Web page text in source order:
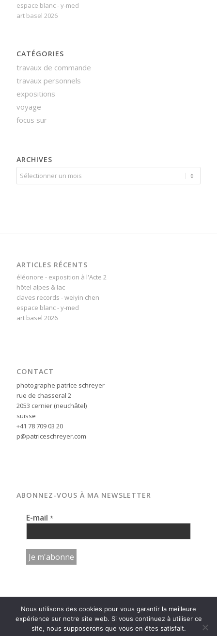
espace blanc - y-med
art basel 2026
CATÉGORIES
travaux de commande
travaux personnels
expositions
voyage
focus sur
ARCHIVES
ARTICLES RÉCENTS
éléonore - exposition à l'Acte 2
hôtel alpes & lac
claves records - weiyin chen
espace blanc - y-med
art basel 2026
CONTACT
photographe patrice schreyer
rue de chasseral 2
2053 cernier (neuchâtel)
suisse
+41 78 709 03 20
p@patriceschreyer.com
ABONNEZ-VOUS À MA NEWSLETTER
E-mail *
Nous utilisons des cookies pour vous garantir la meilleure
expérience sur notre site web. Si vous continuez à utiliser ce
site, nous supposerons que vous en êtes satisfait.